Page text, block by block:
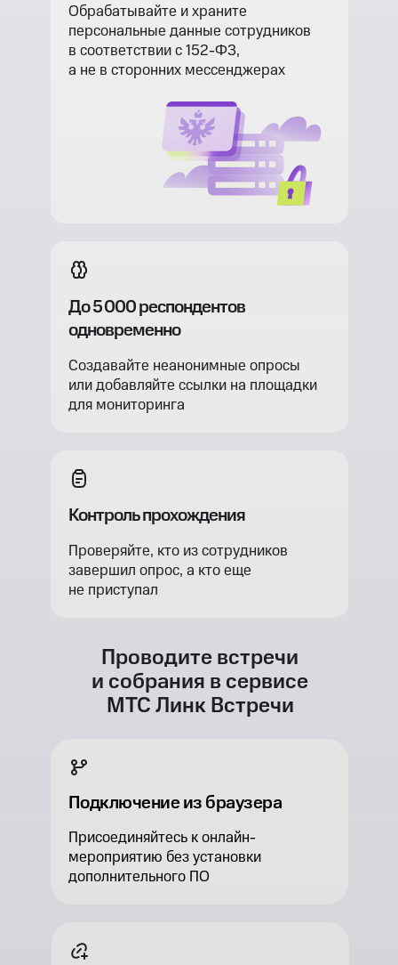
Обрабатывайте и храните
персональные данные сотрудников
в соответствии с 152-ФЗ,
а не в сторонних мессенджерах
До 5 000 респондентов
одновременно
Создавайте неанонимные опросы
или добавляйте ссылки на площадки
для мониторинга
Контроль прохождения
Проверяйте, кто из сотрудников
завершил опрос, а кто еще
не приступал
Проводите встречи
и собрания в сервисе
МТС Линк Встречи
Подключение из браузера
Присоединяйтесь к онлайн-
мероприятию без установки
дополнительного ПО